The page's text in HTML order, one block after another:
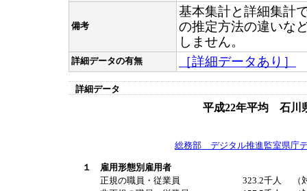
備考
基本集計と詳細集計
の推定方法の違いな
しません。
詳細データの有無 ［詳細データあり］
詳細データ
平成22年平均 石川
総務部 デジタル推進監室県庁
１ 雇用形態別雇用者
正規の職員・従業員 323.2千人 （対前年